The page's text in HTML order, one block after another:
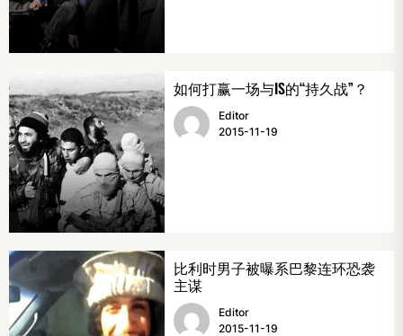
如何打赢一场与IS的“持久战”？
Editor
2015-11-19
比利时男子被曝系巴黎连环恐袭
主谋
Editor
2015-11-19